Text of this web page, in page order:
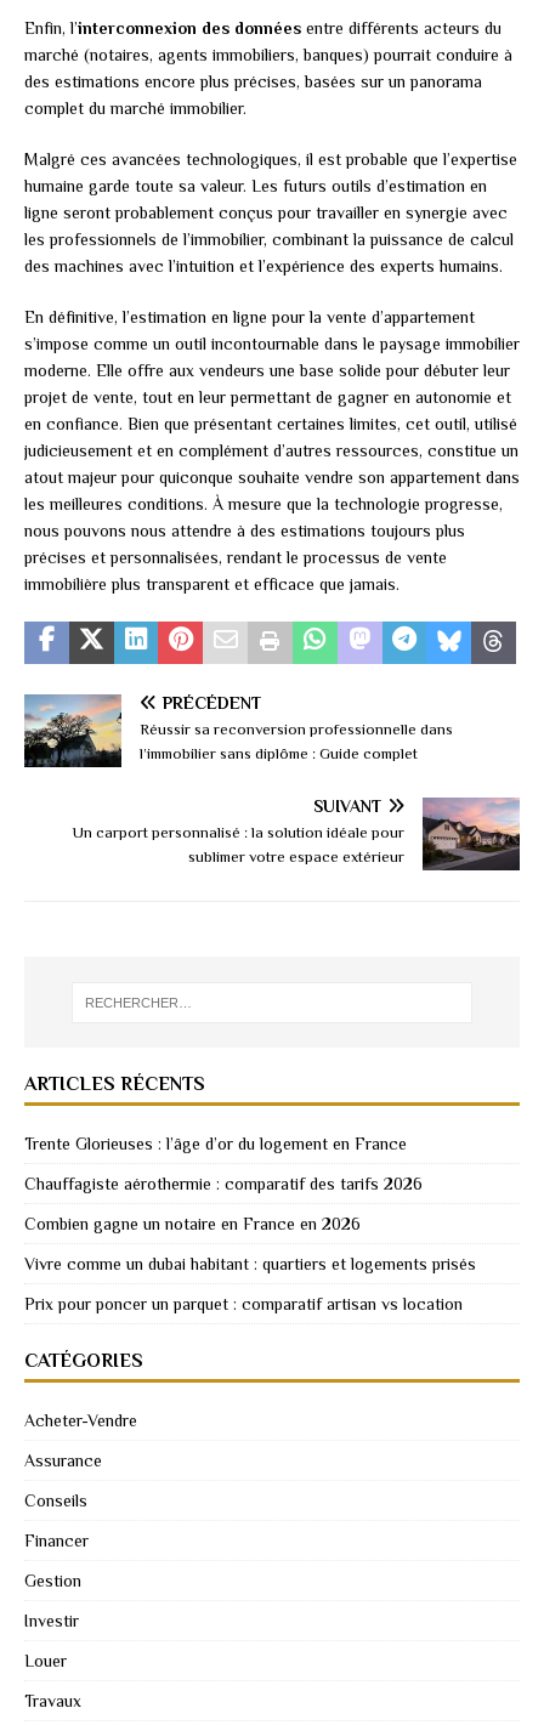
Enfin, l’interconnexion des données entre différents acteurs du
marché (notaires, agents immobiliers, banques) pourrait conduire à
des estimations encore plus précises, basées sur un panorama
complet du marché immobilier.
Malgré ces avancées technologiques, il est probable que l’expertise
humaine garde toute sa valeur. Les futurs outils d’estimation en
ligne seront probablement conçus pour travailler en synergie avec
les professionnels de l’immobilier, combinant la puissance de calcul
des machines avec l’intuition et l’expérience des experts humains.
En définitive, l’estimation en ligne pour la vente d’appartement
s’impose comme un outil incontournable dans le paysage immobilier
moderne. Elle offre aux vendeurs une base solide pour débuter leur
projet de vente, tout en leur permettant de gagner en autonomie et
en confiance. Bien que présentant certaines limites, cet outil, utilisé
judicieusement et en complément d’autres ressources, constitue un
atout majeur pour quiconque souhaite vendre son appartement dans
les meilleures conditions. À mesure que la technologie progresse,
nous pouvons nous attendre à des estimations toujours plus
précises et personnalisées, rendant le processus de vente
immobilière plus transparent et efficace que jamais.
PRÉCÉDENT
Réussir sa reconversion professionnelle dans
l’immobilier sans diplôme : Guide complet
SUIVANT
Un carport personnalisé : la solution idéale pour
sublimer votre espace extérieur
ARTICLES RÉCENTS
Trente Glorieuses : l’âge d’or du logement en France
Chauffagiste aérothermie : comparatif des tarifs 2026
Combien gagne un notaire en France en 2026
Vivre comme un dubai habitant : quartiers et logements prisés
Prix pour poncer un parquet : comparatif artisan vs location
CATÉGORIES
Acheter-Vendre
Assurance
Conseils
Financer
Gestion
Investir
Louer
Travaux